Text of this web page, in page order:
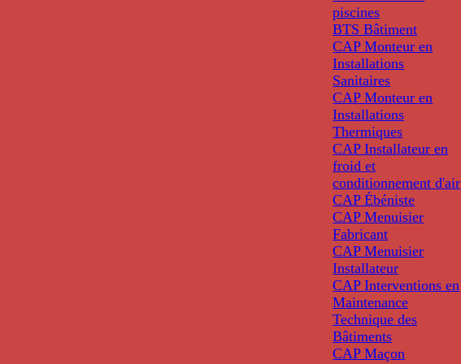
piscines
BTS Bâtiment
CAP Monteur en
Installations
Sanitaires
CAP Monteur en
Installations
Thermiques
CAP Installateur en
froid et
conditionnement d'air
CAP Ébéniste
CAP Menuisier
Fabricant
CAP Menuisier
Installateur
CAP Interventions en
Maintenance
Technique des
Bâtiments
CAP Maçon